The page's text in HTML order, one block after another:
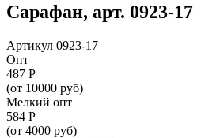
Сарафан, арт. 0923-17
Артикул 0923-17
Опт
487 Р
(от 10000 руб)
Мелкий опт
584 Р
(от 4000 руб)